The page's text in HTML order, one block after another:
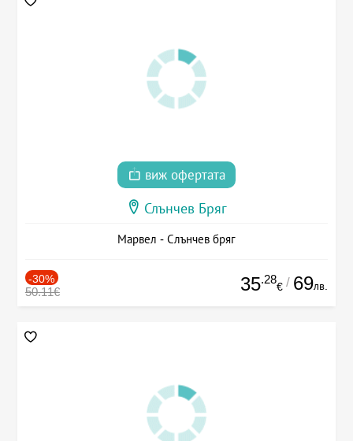
виж офертата
Слънчев Бряг
Марвел - Слънчев бряг
-30%
50.11€ 35.28
€ / 69лв.